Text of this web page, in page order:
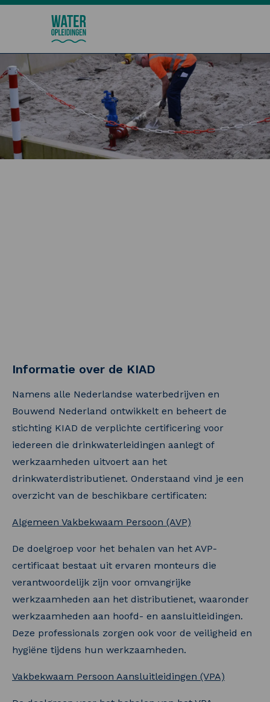
Wateropleidingen
Informatie over de KIAD
Namens alle Nederlandse waterbedrijven en
Bouwend Nederland ontwikkelt en beheert de
stichting KIAD de verplichte certificering voor
iedereen die drinkwaterleidingen aanlegt of
werkzaamheden uitvoert aan het
drinkwaterdistributienet. Onderstaand vind je een
overzicht van de beschikbare certificaten:
Algemeen Vakbekwaam Persoon (AVP)
De doelgroep voor het behalen van het AVP-
certificaat bestaat uit ervaren monteurs die
verantwoordelijk zijn voor omvangrijke
werkzaamheden aan het distributienet, waaronder
werkzaamheden aan hoofd- en aansluitleidingen.
Deze professionals zorgen ook voor de veiligheid en
hygiëne tijdens hun werkzaamheden.
Vakbekwaam Persoon Aansluitleidingen (VPA)